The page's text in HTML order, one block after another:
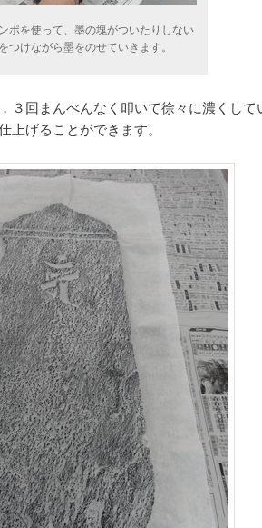
ポを使って、墨の塊がついたりしない
つけながら墨をのせていきます。
３回まんべんなく叩いて徐々に濃くして
げることができます。